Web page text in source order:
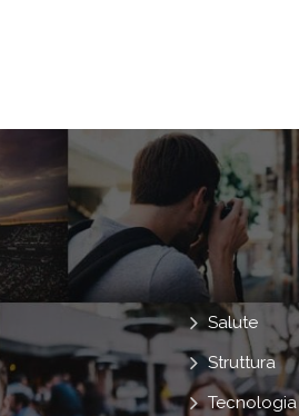
Salute
Struttura
Tecnologia